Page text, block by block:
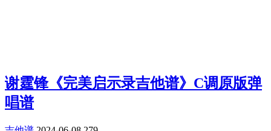
谢霆锋《完美启示录吉他谱》C调原版弹
唱谱